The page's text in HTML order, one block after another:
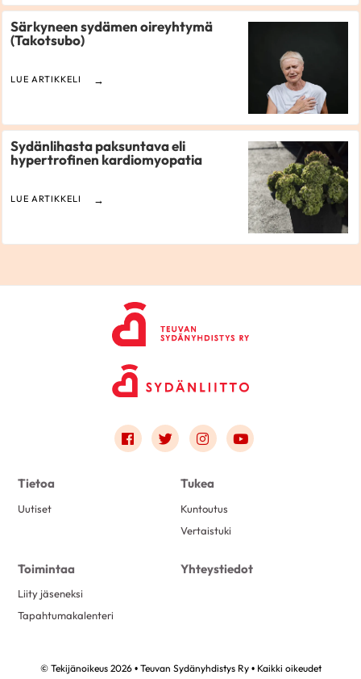
Särkyneen sydämen oireyhtymä
(Takotsubo)
LUE ARTIKKELI
Sydänlihasta paksuntava eli
hypertrofinen kardiomyopatia
LUE ARTIKKELI
Link to facebook
Link to twitter
Link to instagram
Link to youtube
Tietoa
Uutiset
Tukea
Kuntoutus
Vertaistuki
Toimintaa
Liity jäseneksi
Tapahtumakalenteri
Yhteystiedot
© Tekijänoikeus 2026 • Teuvan Sydänyhdistys Ry • Kaikki oikeudet